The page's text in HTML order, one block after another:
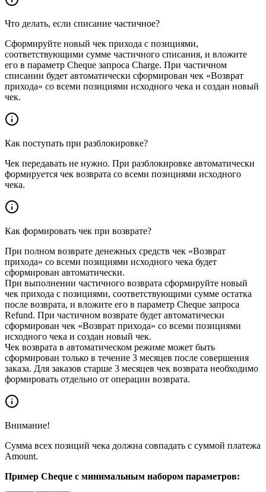
Что делать, если списание частичное?
Сформируйте новый чек прихода с позициями,
соответствующими сумме частичного списания, и вложите
его в параметр Cheque запроса Charge. При частичном
списании будет автоматически сформирован чек «Возврат
прихода» со всеми позициями исходного чека и создан новый
чек.
Как поступать при разблокировке?
Чек передавать не нужно. При разблокировке автоматически
формируется чек возврата со всеми позициями исходного
чека.
Как формировать чек при возврате?
При полном возврате денежных средств чек «Возврат
прихода» со всеми позициями исходного чека будет
сформирован автоматически.
При выполнении частичного возврата сформируйте новый
чек прихода с позициями, соответствующими сумме остатка
после возврата, и вложите его в параметр Cheque запроса
Refund. При частичном возврате будет автоматически
сформирован чек «Возврат прихода» со всеми позициями
исходного чека и создан новый чек.
Чек возврата в автоматическом режиме может быть
сформирован только в течение 3 месяцев после совершения
заказа. Для заказов старше 3 месяцев чек возврата необходимо
формировать отдельно от операции возврата.
Внимание!
Сумма всех позиций чека должна совпадать с суммой платежа
Amount.
Пример Cheque с минимальным набором параметров: